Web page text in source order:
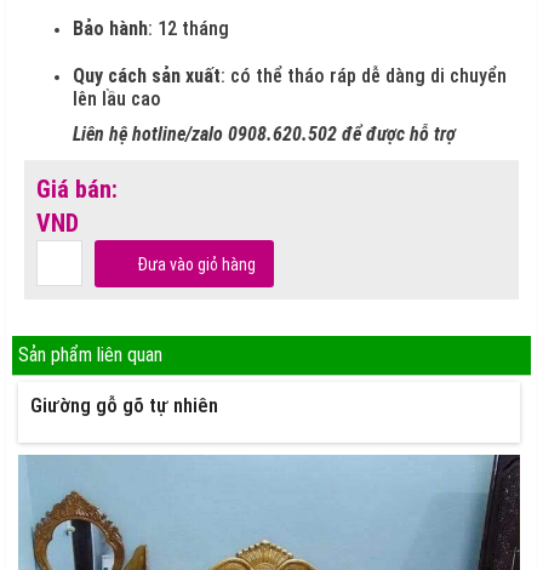
Bảo hành: 12 tháng
Quy cách sản xuất: có thể tháo ráp dễ dàng di chuyển
lên lầu cao
Liên hệ hotline/zalo 0908.620.502 để được hỗ trợ
Giá bán:
VND
Đưa vào giỏ hàng
Sản phẩm liên quan
Giường gỗ gõ tự nhiên